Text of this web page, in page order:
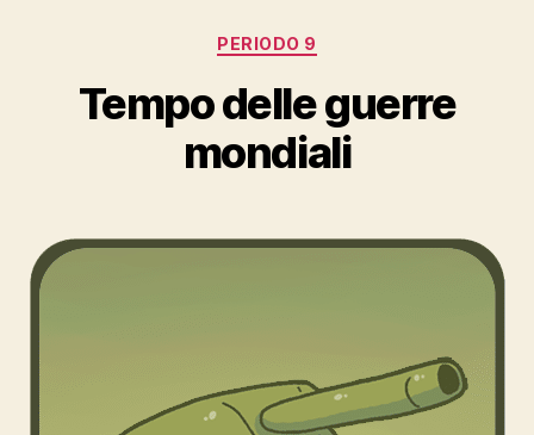
Categorie
PERIODO 9
Tempo delle guerre
mondiali